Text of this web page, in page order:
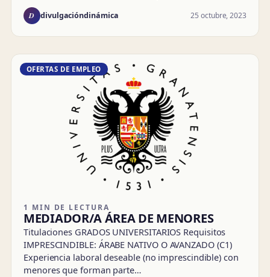
D divulgacióndinámica 25 octubre, 2023
OFERTAS DE EMPLEO
1 MIN DE LECTURA
MEDIADOR/A ÁREA DE MENORES
Titulaciones GRADOS UNIVERSITARIOS Requisitos
IMPRESCINDIBLE: ÁRABE NATIVO O AVANZADO (C1)
Experiencia laboral deseable (no imprescindible) con
menores que forman parte…